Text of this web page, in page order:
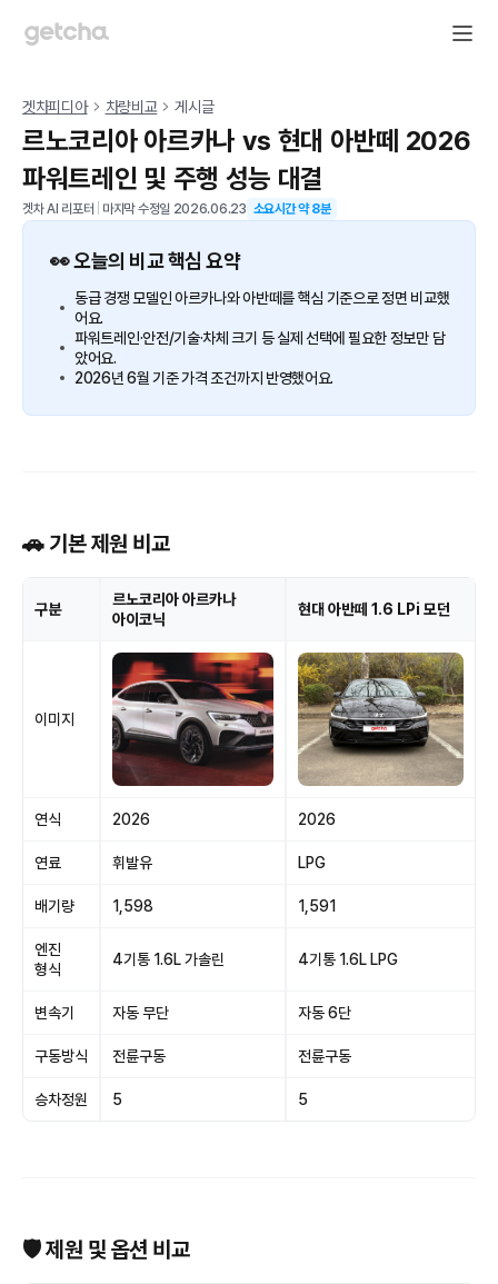
겟차피디아 차량비교 게시글
르노코리아 아르카나 vs 현대 아반떼 2026
파워트레인 및 주행 성능 대결
겟차 AI 리포터 마지막 수정일 2026.06.23 소요시간 약8분
👀 오늘의 비교 핵심 요약
동급 경쟁 모델인 아르카나와 아반떼를 핵심 기준으로 정면 비교했
어요.
파워트레인·안전/기술·차체 크기 등 실제 선택에 필요한 정보만 담
았어요.
2026년 6월 기준 가격 조건까지 반영했어요.
🚗 기본 제원 비교
구분
르노코리아 아르카나
아이코닉
현대 아반떼 1.6 LPi 모던
이미지
연식 2026 2026
연료 휘발유 LPG
배기량 1,598 1,591
엔진
형식
4기통 1.6L 가솔린 4기통 1.6L LPG
변속기 자동 무단 자동 6단
구동방식 전륜구동 전륜구동
승차정원 5 5
🛡 제원 및 옵션 비교